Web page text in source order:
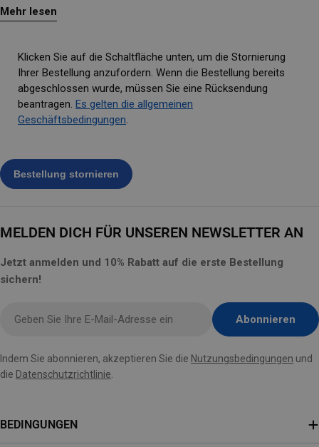
Mehr lesen
Klicken Sie auf die Schaltfläche unten, um die Stornierung
Ihrer Bestellung anzufordern. Wenn die Bestellung bereits
abgeschlossen wurde, müssen Sie eine Rücksendung
beantragen. Es gelten die allgemeinen
Geschäftsbedingungen.
MELDEN DICH FÜR UNSEREN NEWSLETTER AN
Jetzt anmelden und 10% Rabatt auf die erste Bestellung
sichern!
Mail
eingeben
Abonnieren
Indem Sie abonnieren, akzeptieren Sie die Nutzungsbedingungen und
die Datenschutzrichtlinie
BEDINGUNGEN